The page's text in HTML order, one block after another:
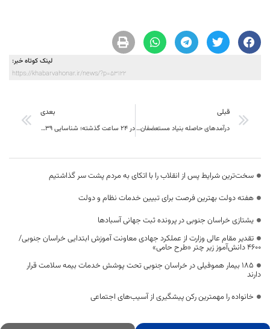
لینک کوتاه خبر:
https://khabarvahonar.ir/news/?p=53122
قبلی
درآمد‌های حاصله بنیاد مستعضفان باید در زمینه توسعه استان سرمایه گذاری شود
بعدی
در 24 ساعت گذشته؛ شناسایی 39 بیمار جدید کرونا در خراسان جنوبی
سخت‌ترین شرایط پس از انقلاب را با اتکای به مردم پشت سر گذاشتیم
هفته دولت بهترین فرصت برای تبیین خدمات نظام و دولت
یشتازی خراسان جنوبی در پرونده ثبت جهانی آسبادها
تقدیر مقام عالی وزارت از عملکرد جهادی معاونت آموزش ابتدایی خراسان جنوبی/
۴۶۰۰ دانش‌آموز زیر چتر «طرح حامی»
۱۸۵ بیمار هموفیلی در خراسان جنوبی تحت پوشش خدمات بیمه سلامت قرار
دارند
خانواده را مهمترین رکن پیشگیری از آسیب‌های اجتماعی